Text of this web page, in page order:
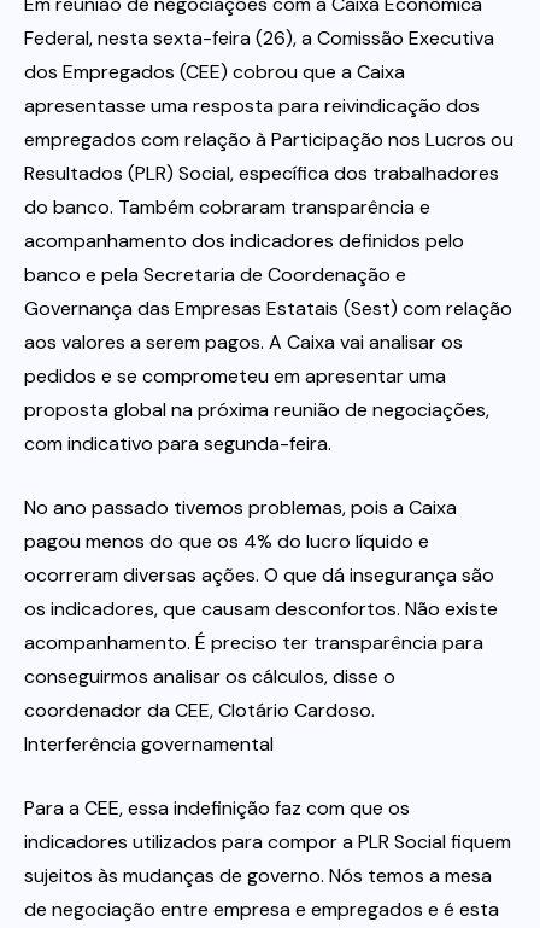
Itau
Financeiras e Cooperativas
Federal, nesta sexta-feira (26), a Comissão Executiva
dos Empregados (CEE) cobrou que a Caixa
apresentasse uma resposta para reivindicação dos
empregados com relação à Participação nos Lucros ou
Resultados (PLR) Social, específica dos trabalhadores
do banco. Também cobraram transparência e
acompanhamento dos indicadores definidos pelo
banco e pela Secretaria de Coordenação e
Governança das Empresas Estatais (Sest) com relação
aos valores a serem pagos. A Caixa vai analisar os
pedidos e se comprometeu em apresentar uma
proposta global na próxima reunião de negociações,
com indicativo para segunda-feira.
No ano passado tivemos problemas, pois a Caixa
pagou menos do que os 4% do lucro líquido e
ocorreram diversas ações. O que dá insegurança são
os indicadores, que causam desconfortos. Não existe
acompanhamento. É preciso ter transparência para
conseguirmos analisar os cálculos, disse o
coordenador da CEE, Clotário Cardoso.
Interferência governamental
Para a CEE, essa indefinição faz com que os
indicadores utilizados para compor a PLR Social fiquem
sujeitos às mudanças de governo. Nós temos a mesa
de negociação entre empresa e empregados e é esta